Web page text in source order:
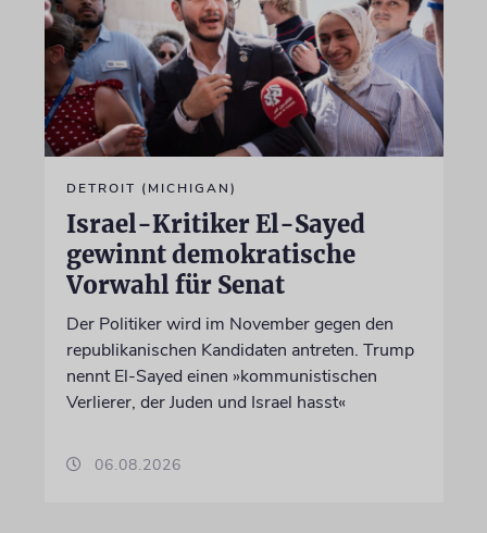
DETROIT (MICHIGAN)
Israel-Kritiker El-Sayed
gewinnt demokratische
Vorwahl für Senat
Der Politiker wird im November gegen den
republikanischen Kandidaten antreten. Trump
nennt El-Sayed einen »kommunistischen
Verlierer, der Juden und Israel hasst«
06.08.2026